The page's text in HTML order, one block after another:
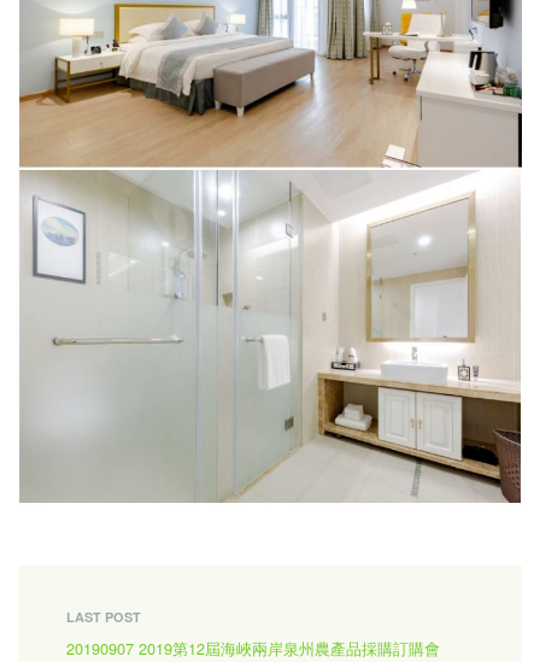
LAST POST
20190907 2019第12屆海峽兩岸泉州農產品採購訂購會